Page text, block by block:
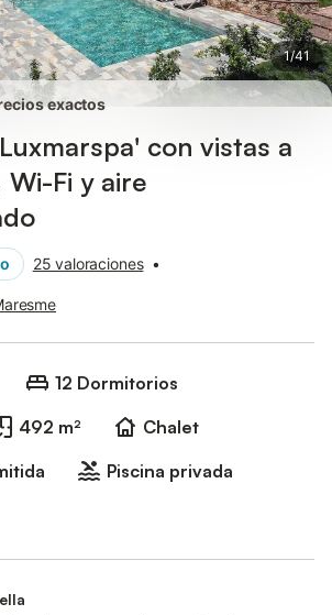
1/41
exactos
con vistas a
Fi y aire
25 valoraciones •
12 Dormitorios
492 m²
Chalet
Piscina privada